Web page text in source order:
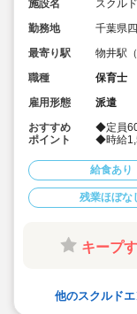
施設名
スクル
勤務地
千葉県
最寄り駅
物井駅
職種
保育士
雇用形態
派遣
おすすめ
ポイント
◆定員
◆時給
◆社会
◆皆勤手
◆派遣
◆リトミ
質の高
給食あり
残業ほぼな
キープ
他のスクルド